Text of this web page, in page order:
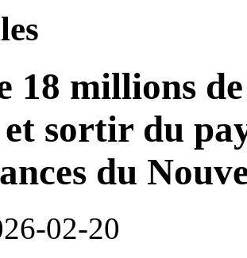
18 millions
sortir du
du
02-20